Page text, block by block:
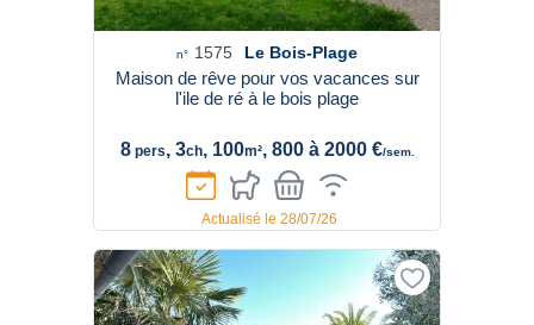
n° 1575 Le Bois-Plage
Maison de rêve pour vos vacances sur
l'ile de ré à le bois plage
8pers, 3ch, 100m², 800 à 2000 €/sem.
Actualisé le 28/07/26